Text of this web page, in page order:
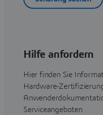
Hilfe anfordern
Hier finden Sie
Hardware-
Serviceangeboten